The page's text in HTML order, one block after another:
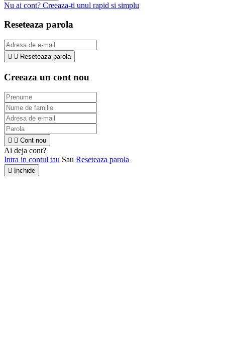
Nu ai cont? Creeaza-ti unul rapid si simplu
Reseteaza parola
  Reseteaza parola
Creeaza un cont nou
  Cont nou
Ai deja cont?
Intra in contul tau Sau Reseteaza parola
 Inchide